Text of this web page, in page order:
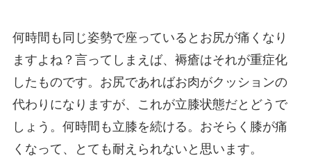
何時間も同じ姿勢で座っているとお尻が痛くなり
ますよね？言ってしまえば、褥瘡はそれが重症化
したものです。お尻であればお肉がクッションの
代わりになりますが、これが立膝状態だとどうで
しょう。何時間も立膝を続ける。おそらく膝が痛
くなって、とても耐えられないと思います。